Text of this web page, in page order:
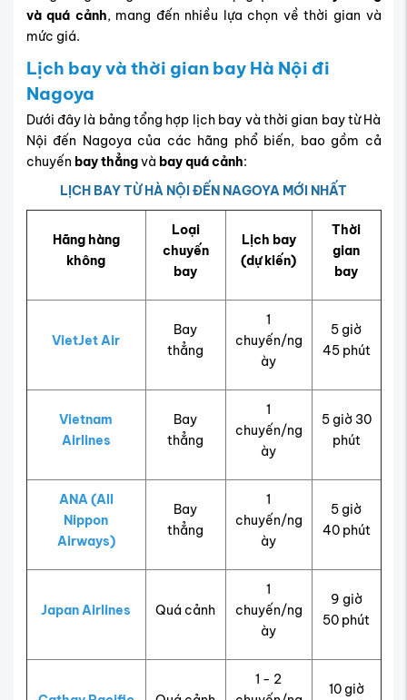
và quá cảnh, mang đến nhiều lựa chọn về thời gian và
mức giá.
Lịch bay và thời gian bay Hà Nội đi
Nagoya
Dưới đây là bảng tổng hợp lịch bay và thời gian bay từ Hà
Nội đến Nagoya của các hãng phổ biến, bao gồm cả
chuyến bay thẳngvà bay quá cảnh:
LỊCH BAY TỪ HÀ NỘI ĐẾN NAGOYA MỚI NHẤT
Hãng hàng
không
Loại
chuyến
bay
Lịch bay
(dự kiến)
Thời
gian
bay
VietJet Air
Bay
thẳng
1
chuyến/ng
ày
5 giờ
45 phút
Vietnam
Airlines
Bay
thẳng
1
chuyến/ng
ày
5 giờ 30
phút
ANA (All
Nippon
Airways)
Bay
thẳng
1
chuyến/ng
ày
5 giờ
40 phút
Japan Airlines Quá cảnh
1
chuyến/ng
ày
9 giờ
50 phút
1 - 2
10 giờ